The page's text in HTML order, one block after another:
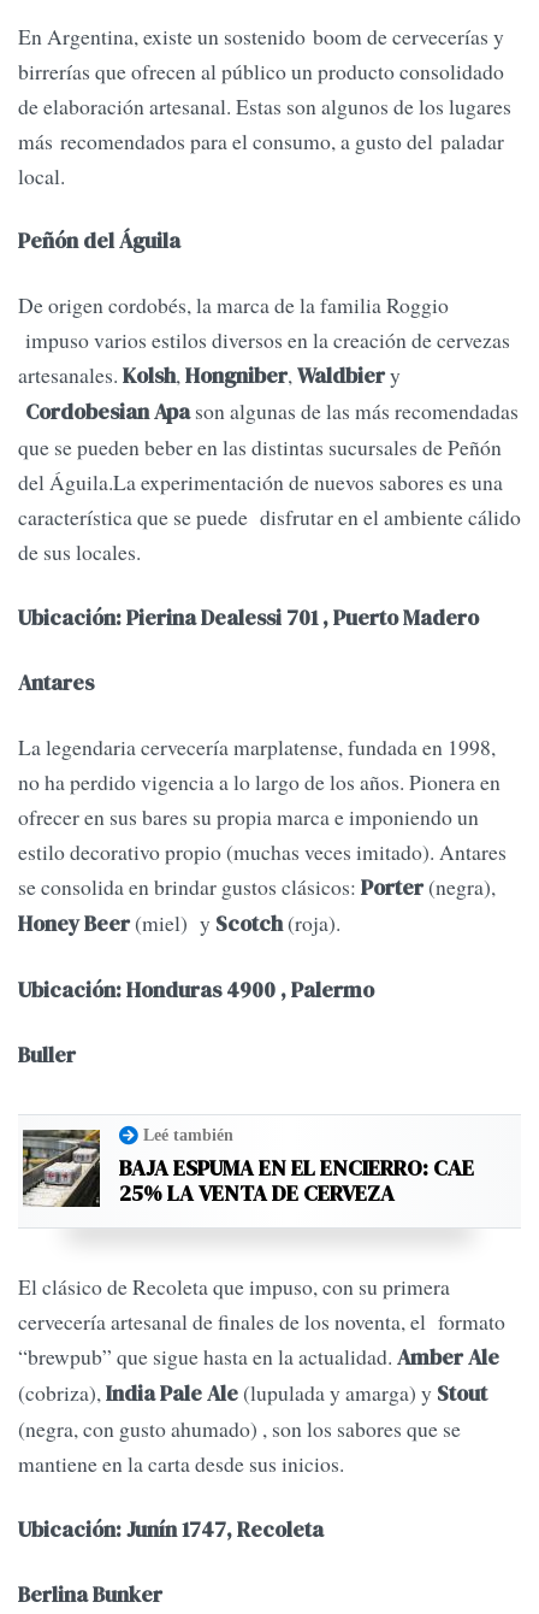
En Argentina, existe un sostenido boom de cervecerías y
birrerías que ofrecen al público un producto consolidado
de elaboración artesanal. Estas son algunos de los lugares
más recomendados para el consumo, a gusto del paladar
local.
Peñón del Águila
De origen cordobés, la marca de la familia Roggio
impuso varios estilos diversos en la creación de cervezas
artesanales. Kolsh,Hongniber,Waldbiery
Cordobesian Apason algunas de las más recomendadas
que se pueden beber en las distintas sucursales de Peñón
del Águila.La experimentación de nuevos sabores es una
característica que se puede disfrutar en el ambiente cálido
de sus locales.
Ubicación: Pierina Dealessi 701 , Puerto Madero
Antares
La legendaria cervecería marplatense, fundada en 1998,
no ha perdido vigencia a lo largo de los años. Pionera en
ofrecer en sus bares su propia marca e imponiendo un
estilo decorativo propio (muchas veces imitado). Antares
se consolida en brindar gustos clásicos: Porter(negra),
Honey Beer(miel) y Scotch(roja).
Ubicación: Honduras 4900 , Palermo
Buller
Leé también
BAJA ESPUMA EN EL ENCIERRO: CAE
25% LA VENTA DE CERVEZA
El clásico de Recoleta que impuso, con su primera
cervecería artesanal de finales de los noventa, el formato
“brewpub” que sigue hasta en la actualidad. Amber Ale
(cobriza),India Pale Ale(lupulada y amarga) y Stout
(negra, con gusto ahumado) , son los sabores que se
mantiene en la carta desde sus inicios.
Ubicación: Junín 1747, Recoleta
Berlina Bunker